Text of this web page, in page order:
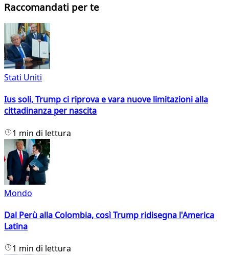
Raccomandati per te
Stati Uniti
Ius soli, Trump ci riprova e vara nuove limitazioni alla
cittadinanza per nascita
1 min di lettura
Mondo
Dal Perù alla Colombia, così Trump ridisegna l'America
Latina
1 min di lettura